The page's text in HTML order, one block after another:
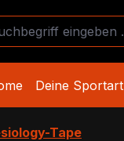
Deine Sportart
Tape